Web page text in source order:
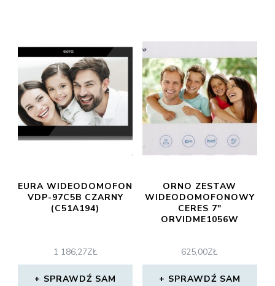
EURA WIDEODOMOFON
VDP-97C5B CZARNY
(C51A194)
1 186,27ZŁ
SPRAWDŹ SAM
ORNO ZESTAW
WIDEODOMOFONOWY
CERES 7″
ORVIDME1056W
625,00ZŁ
SPRAWDŹ SAM